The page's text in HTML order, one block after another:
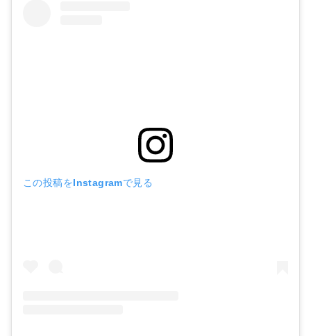
この投稿をInstagramで見る